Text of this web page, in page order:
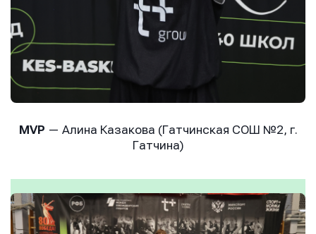
MVP — Алина Казакова (Гатчинская СОШ №2, г.
Гатчина)